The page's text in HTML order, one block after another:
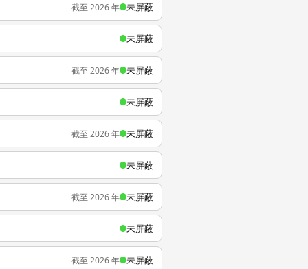
截至 2026 年 未屏蔽
未屏蔽
截至 2026 年 未屏蔽
未屏蔽
截至 2026 年 未屏蔽
未屏蔽
截至 2026 年 未屏蔽
未屏蔽
截至 2026 年 未屏蔽